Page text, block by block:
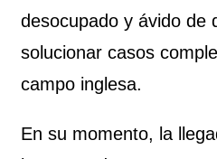
desocupado y ávido de
solucionar casos
campo inglesa.
En su momento, la